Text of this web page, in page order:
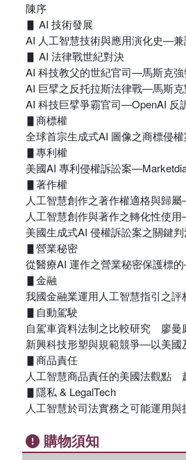
陳序
▋ AI 技術發展
AI 人工智慧技術與應用演化史―
▋ AI 法律戰世紀對決
AI 科技教父的世紀官司―馬斯克
AI 巨擘之反托拉斯法律戰―馬斯
AI 科技巨擘爭霸官司―OpenAI
▋商標權
全球首宗生成式AI 圖像之商標侵
▋專利權
美國AI 專利侵權訴訟案
▋著作權
人工智慧創作之著作權適格與歸
人工智慧創作與著作之轉化性使
美國生成式AI 侵權訴訟案之關鍵
▋營業秘密
從醫療AI 運作之營業秘密保護標
▋金融
我國金融業運用人工智慧指引之
▋自動駕駛
自駕車資料法制之比較研究 廖曼
新興科技形塑與規範競爭―以美
▋商品責任
人工智慧商品責任的美國法觀點
▋隱私 & LegalTech
人工智慧於司法實務之可能運用
購物須知